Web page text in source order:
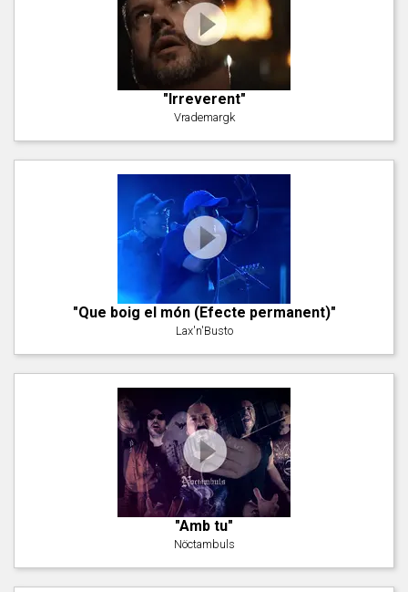
"Irreverent"
Vrademargk
"Que boig el món (Efecte permanent)"
Lax'n'Busto
"Amb tu"
Nöctambuls